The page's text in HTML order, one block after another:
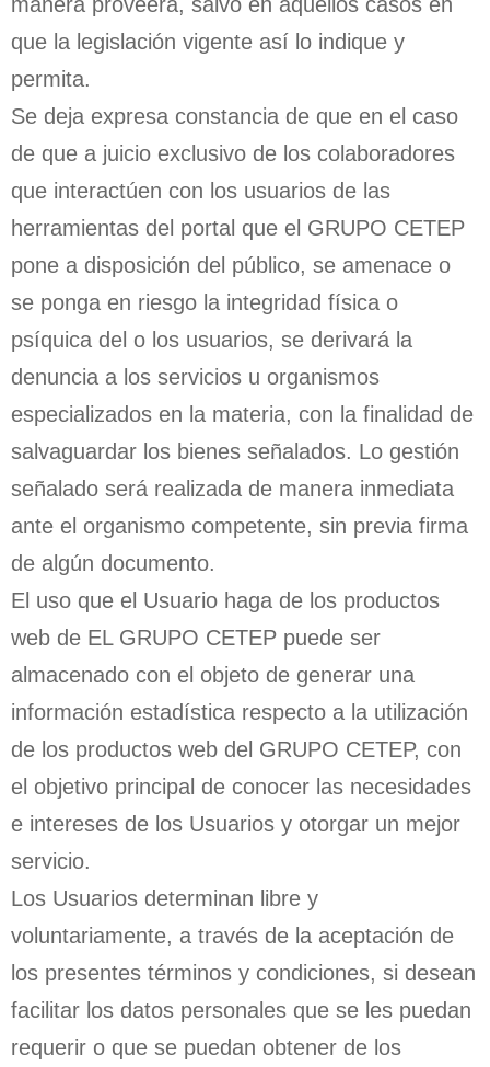
que la legislación vigente así lo indique y
permita.
Se deja expresa constancia de que en el caso
de que a juicio exclusivo de los colaboradores
que interactúen con los usuarios de las
herramientas del portal que el GRUPO CETEP
pone a disposición del público, se amenace o
se ponga en riesgo la integridad física o
psíquica del o los usuarios, se derivará la
denuncia a los servicios u organismos
especializados en la materia, con la finalidad de
salvaguardar los bienes señalados. Lo gestión
señalado será realizada de manera inmediata
ante el organismo competente, sin previa firma
de algún documento.
El uso que el Usuario haga de los productos
web de EL GRUPO CETEP puede ser
almacenado con el objeto de generar una
información estadística respecto a la utilización
de los productos web del GRUPO CETEP, con
el objetivo principal de conocer las necesidades
e intereses de los Usuarios y otorgar un mejor
servicio.
Los Usuarios determinan libre y
voluntariamente, a través de la aceptación de
los presentes términos y condiciones, si desean
facilitar los datos personales que se les puedan
requerir o que se puedan obtener de los